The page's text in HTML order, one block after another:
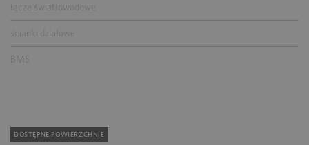
łącze światłowodowe
ścianki działowe
BMS
DOSTĘPNE POWIERZCHNIE